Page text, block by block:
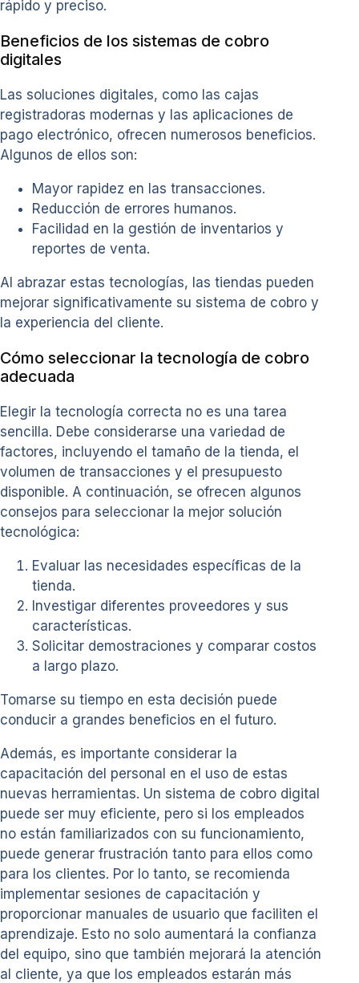
rápido y preciso.
Beneficios de los sistemas de cobro
digitales
Las soluciones digitales, como las cajas
registradoras modernas y las aplicaciones de
pago electrónico, ofrecen numerosos beneficios.
Algunos de ellos son:
Mayor rapidez en las transacciones.
Reducción de errores humanos.
Facilidad en la gestión de inventarios y
reportes de venta.
Al abrazar estas tecnologías, las tiendas pueden
mejorar significativamente su sistema de cobro y
la experiencia del cliente.
Cómo seleccionar la tecnología de cobro
adecuada
Elegir la tecnología correcta no es una tarea
sencilla. Debe considerarse una variedad de
factores, incluyendo el tamaño de la tienda, el
volumen de transacciones y el presupuesto
disponible. A continuación, se ofrecen algunos
consejos para seleccionar la mejor solución
tecnológica:
Evaluar las necesidades específicas de la
tienda.
Investigar diferentes proveedores y sus
características.
Solicitar demostraciones y comparar costos
a largo plazo.
Tomarse su tiempo en esta decisión puede
conducir a grandes beneficios en el futuro.
Además, es importante considerar la
capacitación del personal en el uso de estas
nuevas herramientas. Un sistema de cobro digital
puede ser muy eficiente, pero si los empleados
no están familiarizados con su funcionamiento,
puede generar frustración tanto para ellos como
para los clientes. Por lo tanto, se recomienda
implementar sesiones de capacitación y
proporcionar manuales de usuario que faciliten el
aprendizaje. Esto no solo aumentará la confianza
del equipo, sino que también mejorará la atención
al cliente, ya que los empleados estarán más